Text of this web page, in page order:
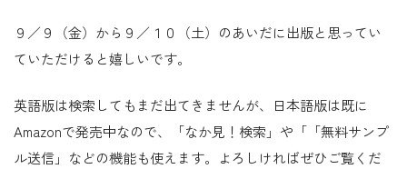
９／９（金）から９／１０（土）のあいだに出版と思ってい
ていただけると嬉しいです。
英語版は検索してもまだ出てきませんが、日本語版は既に
Amazonで発売中なので、「なか見！検索」や「「無料サンプ
ル送信」などの機能も使えます。よろしければぜひご覧くだ